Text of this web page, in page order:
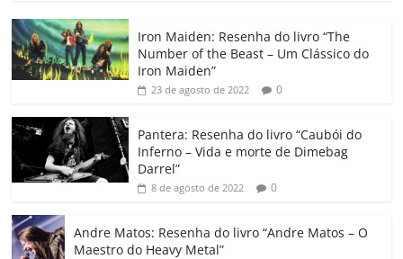
c
e
b
o
o
k
itt
er s
A
p
e
dI
gl
e
Cl
a
ss
ro
o
y
Li
k
p
h
ar
Iron Maiden: Resenha do livro “The
Number of the Beast – Um Clássico do
Iron Maiden”
23 de agosto de 2022 0
Pantera: Resenha do livro “Caubói do
Inferno – Vida e morte de Dimebag
Darrel”
8 de agosto de 2022 0
Andre Matos: Resenha do livro “Andre Matos – O
Maestro do Heavy Metal”